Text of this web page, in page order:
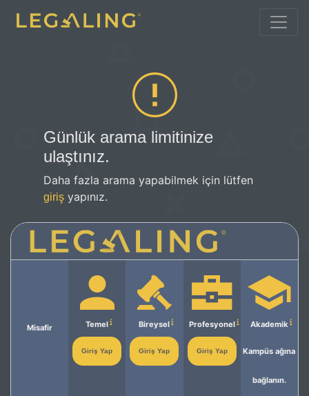
Günlük arama limitinize
ulaştınız.
Daha fazla arama yapabilmek için lütfen
giriş yapınız.
Misafir Temel
Giriş Yap
Bireysel
Giriş Yap
Profesyonel
Giriş Yap
Akademik
Kampüs ağına
bağlanın.